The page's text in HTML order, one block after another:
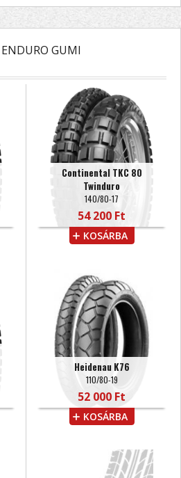
GUMI
Continental TKC 80
Twinduro
140/80-17
54 200 Ft
KOSÁRBA
Heidenau K76
110/80-19
52 000 Ft
KOSÁRBA